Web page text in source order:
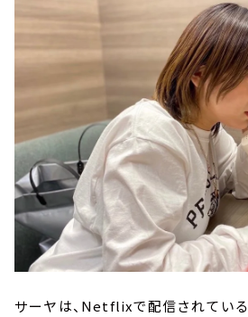
サーヤは、Netflixで配信されている